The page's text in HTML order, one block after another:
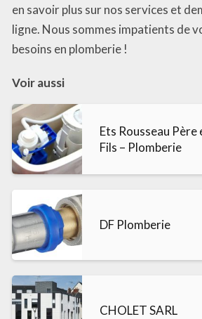
en savoir plus sur nos services et
ligne. Nous sommes impatients de
besoins en plomberie !
Voir aussi
Ets Rousseau Père
Fils – Plomberie
DF Plomberie
CHOLET SARL